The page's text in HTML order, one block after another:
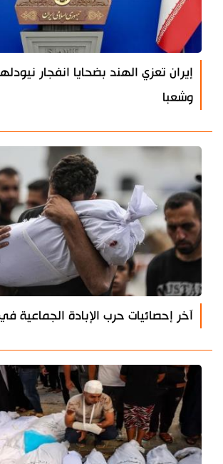
إيران تعزي الهند بضحايا انفجار
وشعبا
آخر إحصائيات حرب الإبادة الجماعية